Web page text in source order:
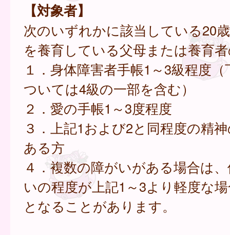
【対象者】
次のいずれかに該当している20
を養育している父母または養育
１．身体障害者手帳1～3級程度
ついては4級の一部を含む）
２．愛の手帳1～3度程度
３．上記1および2と同程度の精
ある方
４．複数の障がいがある場合は
いの程度が上記1～3より軽度な
となることがあります。